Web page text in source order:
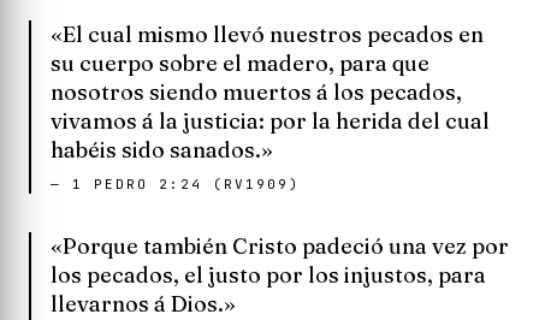
«El cual mismo llevó nuestros pecados en
su cuerpo sobre el madero, para que
nosotros siendo muertos á los pecados,
vivamos á la justicia: por la herida del cual
habéis sido sanados.»
— 1 PEDRO 2:24 (RV1909)
«Porque también Cristo padeció una vez por
los pecados, el justo por los injustos, para
llevarnos á Dios.»